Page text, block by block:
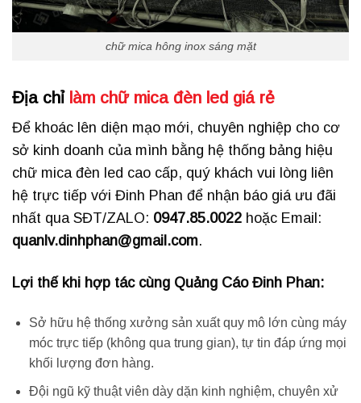
chữ mica hông inox sáng mặt
Địa chỉ làm chữ mica đèn led giá rẻ
Để khoác lên diện mạo mới, chuyên nghiệp cho cơ
sở kinh doanh của mình bằng hệ thống bảng hiệu
chữ mica đèn led cao cấp, quý khách vui lòng liên
hệ trực tiếp với Đinh Phan để nhận báo giá ưu đãi
nhất qua SĐT/ZALO: 0947.85.0022 hoặc Email:
quanlv.dinhphan@gmail.com.
Lợi thế khi hợp tác cùng Quảng Cáo Đinh Phan:
Sở hữu hệ thống xưởng sản xuất quy mô lớn cùng máy
móc trực tiếp (không qua trung gian), tự tin đáp ứng mọi
khối lượng đơn hàng.
Đội ngũ kỹ thuật viên dày dặn kinh nghiệm, chuyên xử